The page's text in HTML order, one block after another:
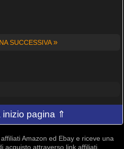
SUCCESSIVA»
inizio pagina ⇑
Amazon ed Ebay e riceve una
acquisto attraverso link affiliati.